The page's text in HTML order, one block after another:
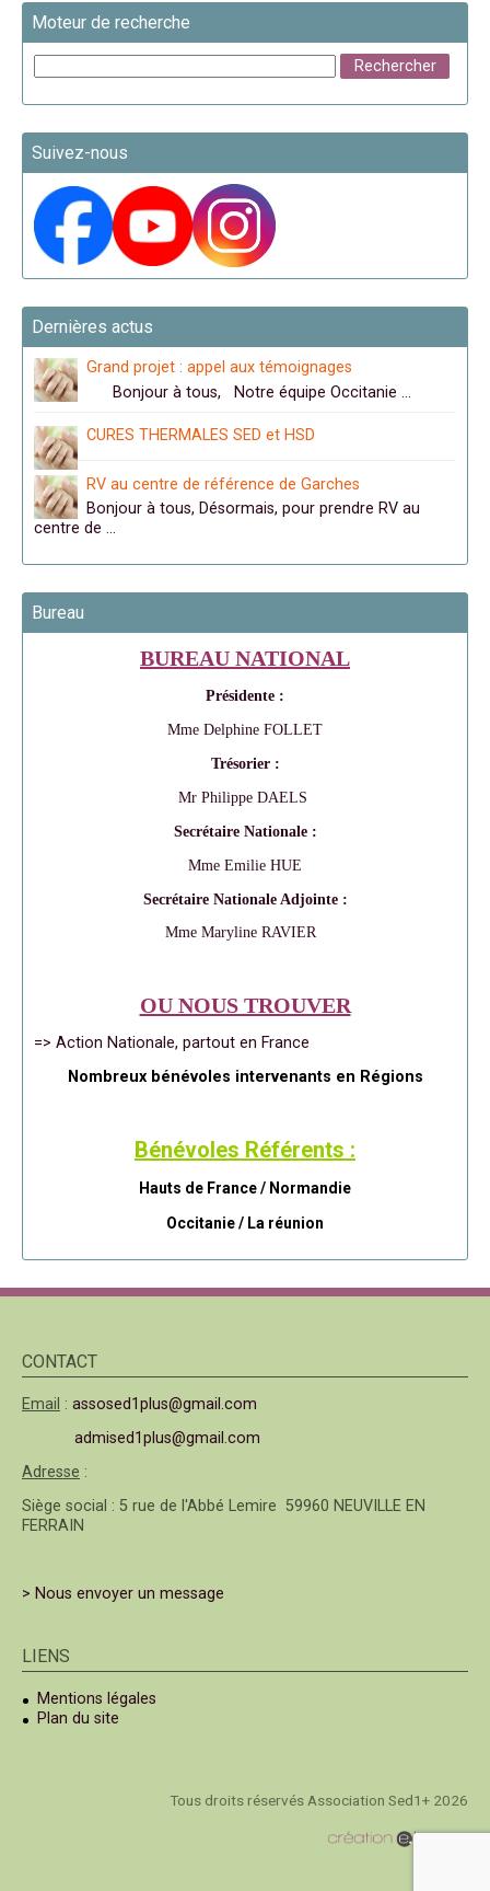
Moteur de recherche
Suivez-nous
Dernières actus
Grand projet : appel aux témoignages
Bonjour à tous, Notre équipe Occitanie …
CURES THERMALES SED et HSD
RV au centre de référence de Garches
Bonjour à tous, Désormais, pour prendre RV au
centre de …
Bureau
BUREAU NATIONAL
Présidente :
Mme Delphine FOLLET
Trésorier :
Mr Philippe DAELS
Secrétaire Nationale :
Mme Emilie HUE
Secrétaire Nationale Adjointe :
Mme Maryline RAVIER
OU NOUS TROUVER
=> Action Nationale, partout en France
Nombreux bénévoles intervenants en Régions
Bénévoles Référents :
Hauts de France / Normandie
Occitanie / La réunion
CONTACT
Email : assosed1plus@gmail.com
admised1plus@gmail.com
Adresse :
Siège social : 5 rue de l'Abbé Lemire 59960 NEUVILLE EN
FERRAIN
> Nous envoyer un message
LIENS
Mentions légales
Plan du site
Tous droits réservés Association Sed1+ 2026